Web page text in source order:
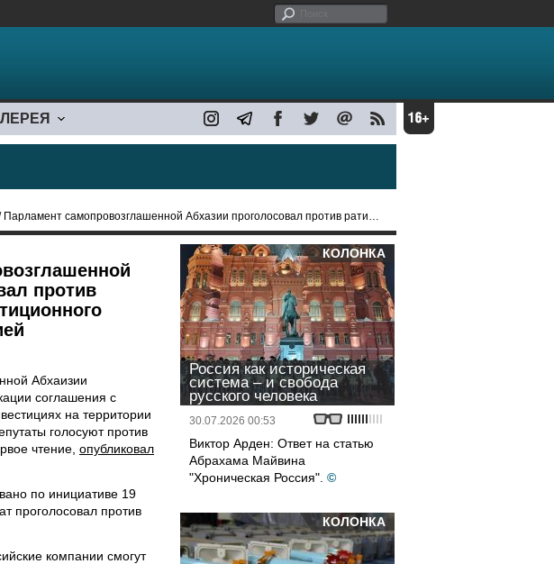
Парламент самопровозглашенной Абхазии проголосовал против ратификации инвестиционного соглашения с Россией
против
Абхаизии
соглашения с
на территории
голосуют против
чтение, опубликовал
по инициативе 19
проголосовал против
компании смогут
КОЛОНКА
Россия как историческая
система – и свобода
русского человека
30.07.2026 00:53
Виктор Арден: Ответ на статью
Абрахама Майвина
"Хроническая Россия". ©
КОЛОНКА